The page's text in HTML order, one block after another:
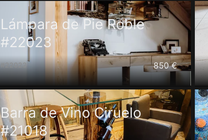
Lámpara de Pie Roble
#22023
#22023 850 €
Barra de Vino Ciruelo
#21018